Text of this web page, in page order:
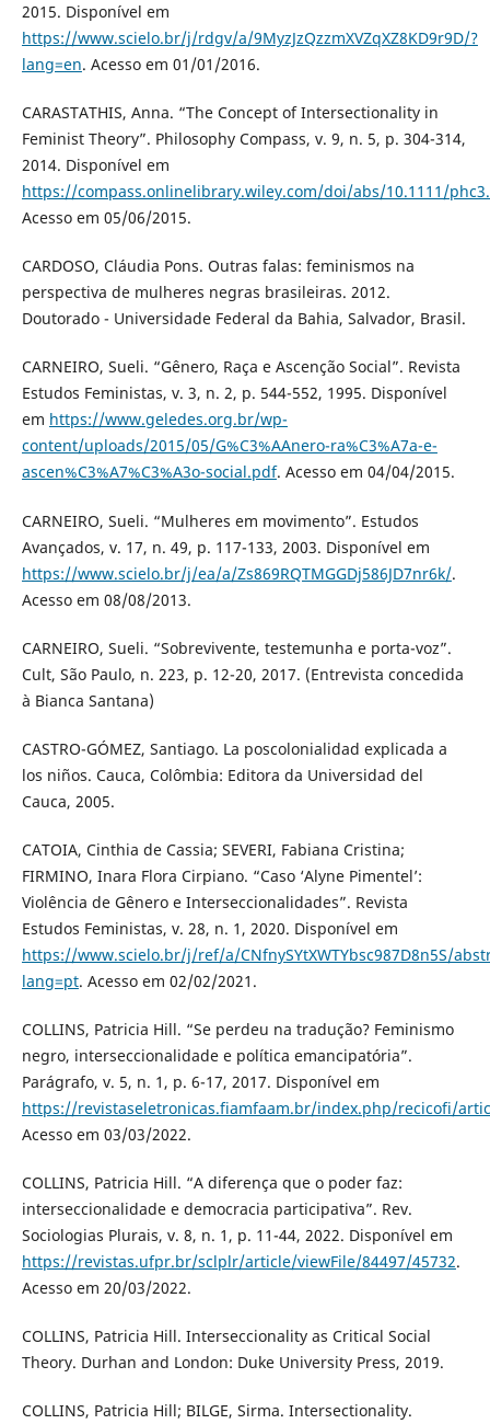
2015. Disponível em
https://www.scielo.br/j/rdgv/a/9MyzJzQzzmXVZqXZ8KD9r9D/?
lang=en. Acesso em 01/01/2016.
CARASTATHIS, Anna. “The Concept of Intersectionality in
Feminist Theory”. Philosophy Compass, v. 9, n. 5, p. 304-314,
2014. Disponível em
https://compass.onlinelibrary.wiley.com/doi/abs/10.1111/
Acesso em 05/06/2015.
CARDOSO, Cláudia Pons. Outras falas: feminismos na
perspectiva de mulheres negras brasileiras. 2012.
Doutorado - Universidade Federal da Bahia, Salvador, Brasil.
CARNEIRO, Sueli. “Gênero, Raça e Ascenção Social”. Revista
Estudos Feministas, v. 3, n. 2, p. 544-552, 1995. Disponível
em https://www.geledes.org.br/wp-
content/uploads/2015/05/G%C3%AAnero-ra%C3%A7a-e-
ascen%C3%A7%C3%A3o-social.pdf. Acesso em 04/04/2015.
CARNEIRO, Sueli. “Mulheres em movimento”. Estudos
Avançados, v. 17, n. 49, p. 117-133, 2003. Disponível em
https://www.scielo.br/j/ea/a/Zs869RQTMGGDj586JD7nr6k/.
Acesso em 08/08/2013.
CARNEIRO, Sueli. “Sobrevivente, testemunha e porta-voz”.
Cult, São Paulo, n. 223, p. 12-20, 2017. (Entrevista concedida
à Bianca Santana)
CASTRO-GÓMEZ, Santiago. La poscolonialidad explicada a
los niños. Cauca, Colômbia: Editora da Universidad del
Cauca, 2005.
CATOIA, Cinthia de Cassia; SEVERI, Fabiana Cristina;
FIRMINO, Inara Flora Cirpiano. “Caso ‘Alyne Pimentel’:
Violência de Gênero e Interseccionalidades”. Revista
Estudos Feministas, v. 28, n. 1, 2020. Disponível em
https://www.scielo.br/j/ref/a/CNfnySYtXWTYbsc987D8n5S/
lang=pt. Acesso em 02/02/2021.
COLLINS, Patricia Hill. “Se perdeu na tradução? Feminismo
negro, interseccionalidade e política emancipatória”.
Parágrafo, v. 5, n. 1, p. 6-17, 2017. Disponível em
https://revistaseletronicas.fiamfaam.br/index.php/recicofi/
Acesso em 03/03/2022.
COLLINS, Patricia Hill. “A diferença que o poder faz:
interseccionalidade e democracia participativa”. Rev.
Sociologias Plurais, v. 8, n. 1, p. 11-44, 2022. Disponível em
https://revistas.ufpr.br/sclplr/article/viewFile/84497/45732.
Acesso em 20/03/2022.
COLLINS, Patricia Hill. Interseccionality as Critical Social
Theory. Durhan and London: Duke University Press, 2019.
COLLINS, Patricia Hill; BILGE, Sirma. Intersectionality.